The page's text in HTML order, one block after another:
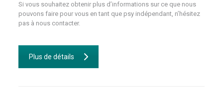
Si vous souhaitez obtenir plus d’informations sur ce que nous
pouvons faire pour vous en tant que psy indépendant, n’hésitez
pas à nous contacter.
Plus de détails